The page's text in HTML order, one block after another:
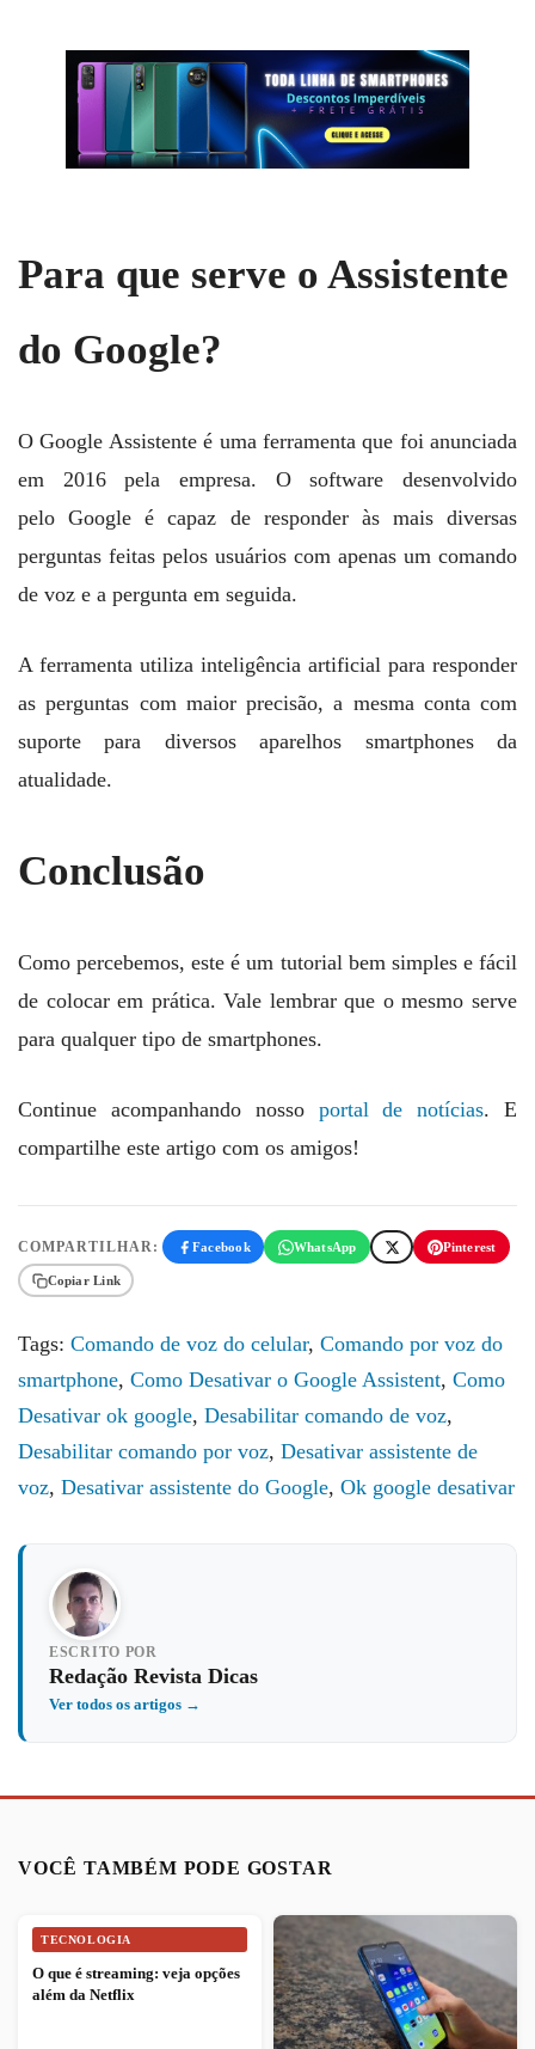
Para que serve o Assistente
do Google?
O Google Assistente é uma ferramenta que foi anunciada
em 2016 pela empresa. O software desenvolvido
pelo Google é capaz de responder às mais diversas
perguntas feitas pelos usuários com apenas um comando
de voz e a pergunta em seguida.
A ferramenta utiliza inteligência artificial para responder
as perguntas com maior precisão, a mesma conta com
suporte para diversos aparelhos smartphones da
atualidade.
Conclusão
Como percebemos, este é um tutorial bem simples e fácil
de colocar em prática. Vale lembrar que o mesmo serve
para qualquer tipo de smartphones.
Continue acompanhando nosso portal de notícias. E
compartilhe este artigo com os amigos!
COMPARTILHAR: Facebook WhatsApp Pinterest
Copiar Link
Tags: Comando de voz do celular, Comando por voz do
smartphone, Como Desativar o Google Assistent, Como
Desativar ok google, Desabilitar comando de voz,
Desabilitar comando por voz, Desativar assistente de
voz, Desativar assistente do Google, Ok google desativar
ESCRITO POR
Redação Revista Dicas
Ver todos os artigos →
VOCÊ TAMBÉM PODE GOSTAR
TECNOLOGIA
O que é streaming: veja opções
além da Netflix